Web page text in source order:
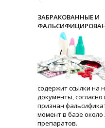
ЗАБРАКОВАННЫЕ И
содержит ссылки на
документы,
признан
момент в базе около
препаратов.